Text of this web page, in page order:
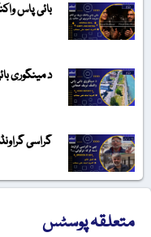
بائی پاس
د مینگوری
گراسی
متعلقہ پوسٹس